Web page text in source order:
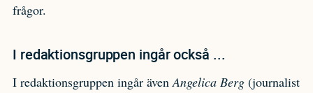
frågor.
I redaktionsgruppen ingår också ...
I redaktionsgruppen ingår även Angelica Berg (journalist